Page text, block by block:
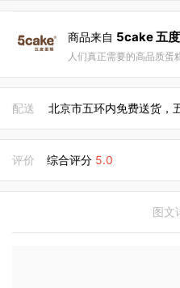
商品来自 5cake 五
人们真正需要的高品质蛋
配送 北京市五环内免费送货，
评价 综合评分 5.0
图文